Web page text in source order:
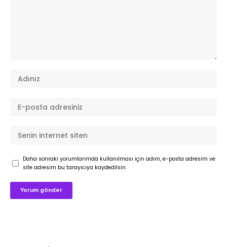
Daha sonraki yorumlarımda kullanılması için adım, e-posta adresim ve
site adresim bu tarayıcıya kaydedilsin.